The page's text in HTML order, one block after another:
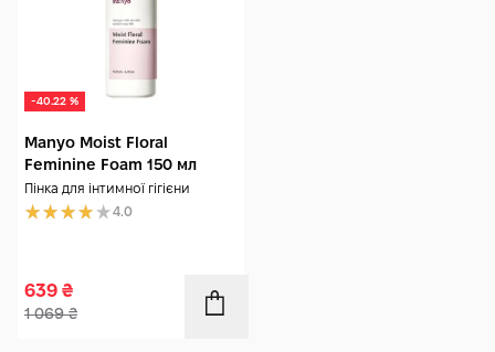
-40.22 %
Manyo Moist Floral
Feminine Foam 150 мл
Пінка для інтимної гігієни
4.0
639 ₴
1 069₴